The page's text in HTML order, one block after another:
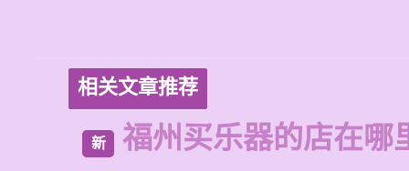
相关文章推荐
新 福州买乐器的店在哪